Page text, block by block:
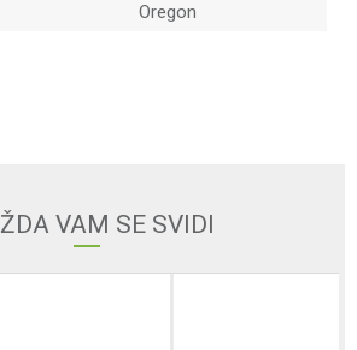
Oregon
VAM SE SVIDI